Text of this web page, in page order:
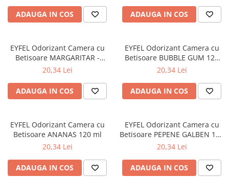
Pardoseli
Saci Menajeri
Ingrijire Personala
Ingrijirea corpului
Bureti/Perie
Crema
Gel de dus
Igiena orala
Ingrijire intima
Lotiune de corp
ADAUGA IN COS ADAUGA IN COS
EYFEL Odorizant Camera cu
Betisoare MARGARITAR -
LACRAMIOARE 120 ml
20,34 Lei
ADAUGA IN COS
EYFEL Odorizant Camera cu
Betisoare BUBBLE GUM 120
ml
20,34 Lei
ADAUGA IN COS
EYFEL Odorizant Camera cu
Betisoare ANANAS 120 ml
20,34 Lei
ADAUGA IN COS
EYFEL Odorizant Camera cu
Betisoare PEPENE GALBEN 120
ml
20,34 Lei
ADAUGA IN COS